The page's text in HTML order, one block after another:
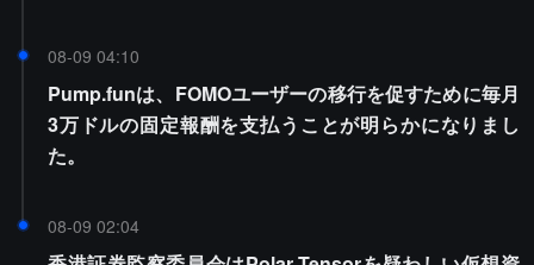
08-09 04:10
Pump.funは、FOMOユーザーの移行を促すために毎月
3万ドルの固定報酬を支払うことが明らかになりまし
た。
08-09 02:04